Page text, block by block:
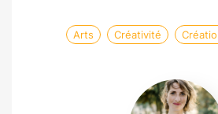
Arts Créativité
Cécile
Boileau